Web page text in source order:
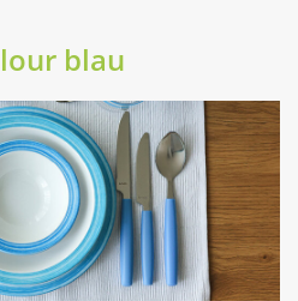
blau